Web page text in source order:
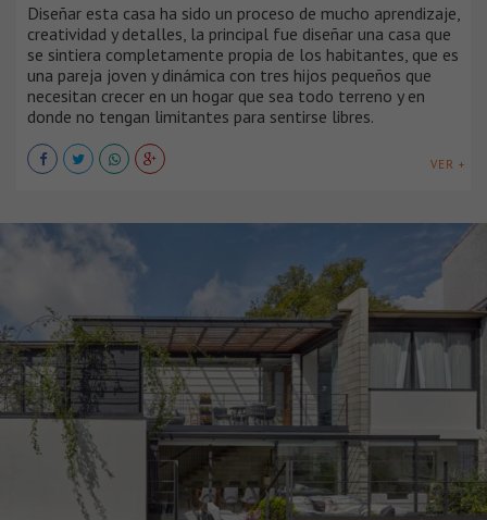
Diseñar esta casa ha sido un proceso de mucho aprendizaje,
creatividad y detalles, la principal fue diseñar una casa que
se sintiera completamente propia de los habitantes, que es
una pareja joven y dinámica con tres hijos pequeños que
necesitan crecer en un hogar que sea todo terreno y en
donde no tengan limitantes para sentirse libres.
VER +